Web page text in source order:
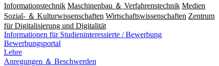
Informationstechnik Maschinenbau ＆ Verfahrenstechnik Medien
Sozial- ＆ Kulturwissenschaften Wirtschaftswissenschaften Zentrum
für Digitalisierung und Digitalität
Informationen für Studieninteressierte / Bewerbung
Bewerbungsportal
Lehre
Anregungen ＆ Beschwerden